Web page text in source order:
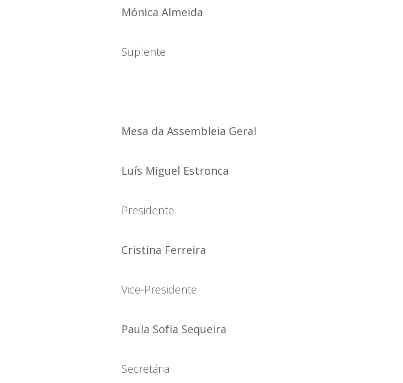
Mónica Almeida
Suplente
Mesa da Assembleia Geral
Luís Miguel Estronca
Presidente
Cristina Ferreira
Vice-Presidente
Paula Sofia Sequeira
Secretária